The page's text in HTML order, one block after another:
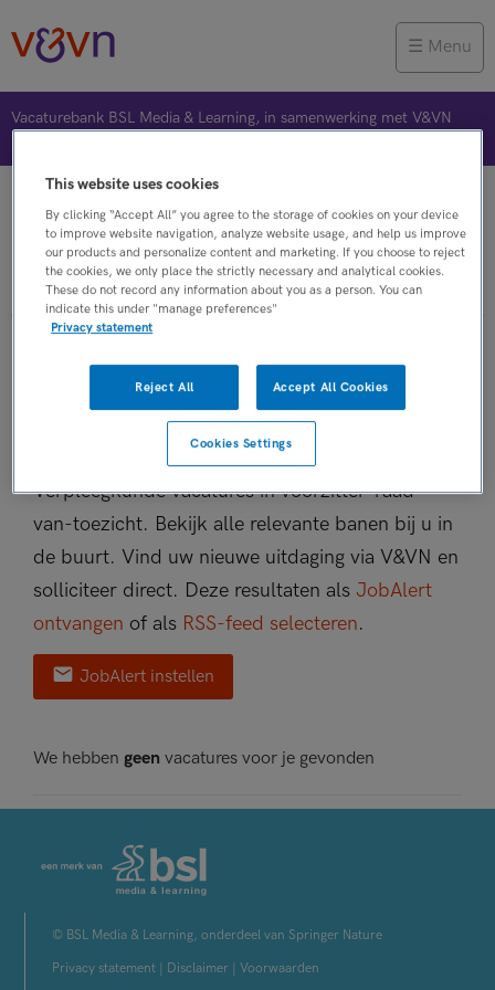
Menu
Vacaturebank BSL Media & Learning, in samenwerking met V&VN
Vacature plaatsen Jobalert Bewaarde vacatures
Verpleegkunde
Verpleegkunde vacatures in
voorzitter-raad-van-toezicht
Op dit moment zijn er binnen V&VN
Verpleegkunde vacatures in voorzitter-raad-
van-toezicht. Bekijk alle relevante banen bij u in
de buurt. Vind uw nieuwe uitdaging via V&VN en
solliciteer direct. Deze resultaten als JobAlert
ontvangen of als RSS-feed selecteren.
JobAlert instellen
We hebben geen vacatures voor je gevonden
© BSL Media & Learning, onderdeel van Springer Nature
Privacy statement
Disclaimer Voorwaarden
This website uses cookies
By clicking “Accept All” you agree to the storage of cookies on your device
to improve website navigation, analyze website usage, and help us improve
our products and personalize content and marketing. If you choose to reject
the cookies, we only place the strictly necessary and analytical cookies.
These do not record any information about you as a person. You can
indicate this under "manage preferences"
Privacy statement
Reject All Accept All Cookies
Cookies Settings